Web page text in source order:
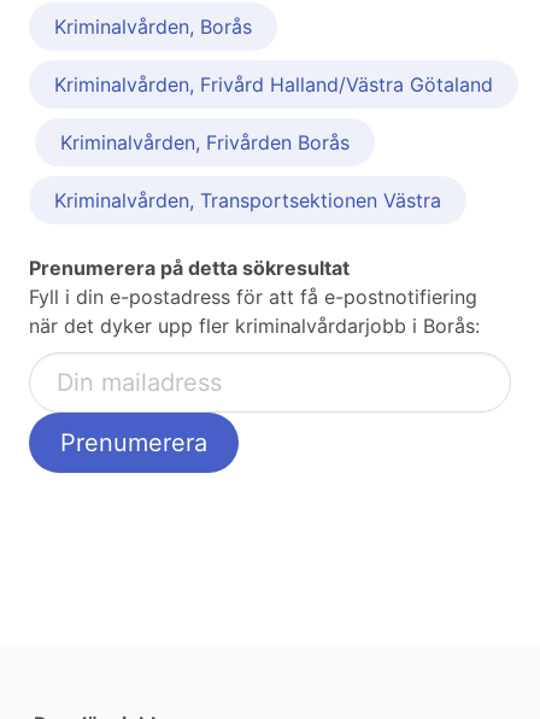
Kriminalvården, Borås
Kriminalvården, Frivård Halland/Västra Götaland
Kriminalvården, Frivården Borås
Kriminalvården, Transportsektionen Västra
Prenumerera på detta sökresultat
Fyll i din e-postadress för att få e-postnotifiering
när det dyker upp fler kriminalvårdarjobb i Borås: